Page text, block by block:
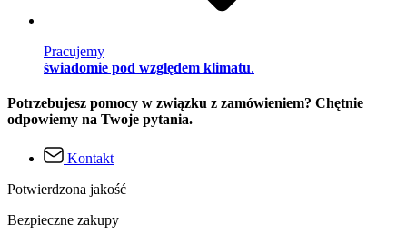
Pracujemy
świadomie pod względem klimatu.
Potrzebujesz pomocy w związku z zamówieniem? Chętnie
odpowiemy na Twoje pytania.
Kontakt
Potwierdzona jakość
Bezpieczne zakupy